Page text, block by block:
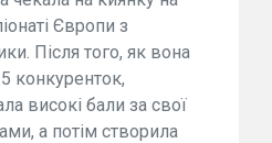
Європи з
Після того, як вона
конкуренток,
високі бали за свої
а потім створила